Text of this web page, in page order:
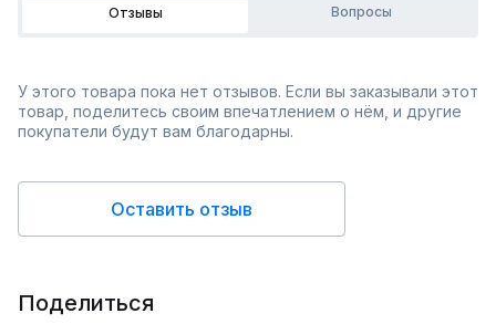
Отзывы Вопросы
У этого товара пока нет отзывов. Если вы заказывали этот
товар, поделитесь своим впечатлением о нём, и другие
покупатели будут вам благодарны.
Оставить отзыв
Поделиться